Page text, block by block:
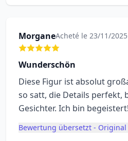
MorganeAcheté le 23/11/2025
Wunderschön
Diese Figur ist absolut
so satt, die Details perfekt,
Gesichter. Ich bin begeistert!
Bewertung übersetzt - Original